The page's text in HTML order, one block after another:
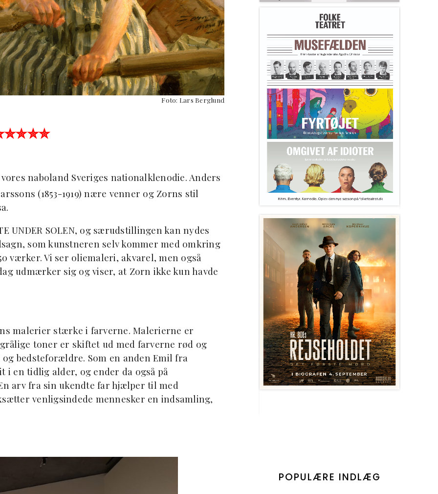
Foto: Lars Berglund
naboland Sveriges nationalklenodie. Anders
(1853-1919) nære venner og Zorns stil
UNDER SOLEN, og særudstillingen kan nydes
som kunstneren selv kommer med omkring
værker. Vi ser oliemaleri, akvarel, men også
udmærker sig og viser, at Zorn ikke kun havde
malerier stærke i farverne. Malerierne er
toner er skiftet ud med farverne rød og
bedsteforældre. Som en anden Emil fra
en tidlig alder, og ender da også på
arv fra sin ukendte far hjælper til med
venligsindede mennesker en indsamling,
POPULÆRE INDLÆG